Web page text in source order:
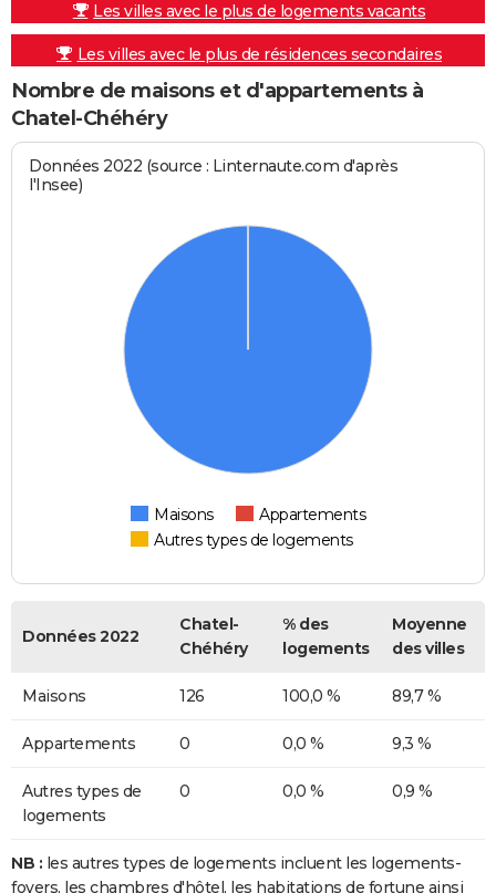
Les villes avec le plus de logements vacants
Les villes avec le plus de résidences secondaires
Nombre de maisons et d'appartements à
Chatel-Chéhéry
Données 2022 (source : Linternaute.com d'après
l'Insee)
Maisons
Appartements
Autres types de logements
Données 2022
Chatel-
Chéhéry
% des
logements
Moyenne
des villes
Maisons 126 100,0 % 89,7 %
Appartements 0 0,0 % 9,3 %
Autres types de
logements
0 0,0 % 0,9 %
NB : les autres types de logements incluent les logements-
foyers, les chambres d'hôtel, les habitations de fortune ainsi